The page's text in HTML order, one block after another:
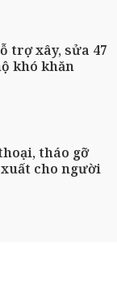
trợ xây, sửa 47
khó khăn
tháo gỡ
cho người